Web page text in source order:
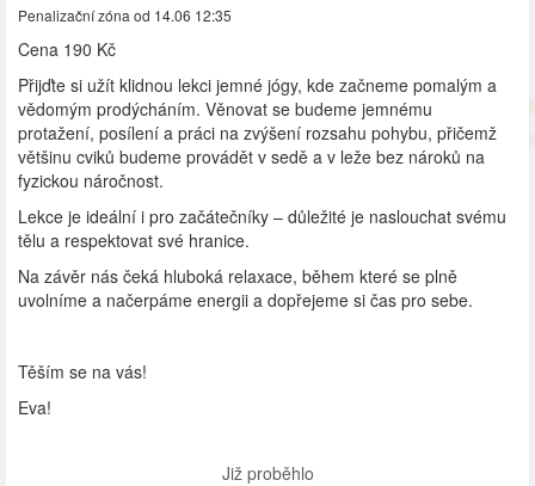
Penalizační zóna od 14.06 12:35
Cena 190 Kč
Přijďte si užít klidnou lekci jemné jógy, kde začneme pomalým a
vědomým prodýcháním. Věnovat se budeme jemnému
protažení, posílení a práci na zvýšení rozsahu pohybu, přičemž
většinu cviků budeme provádět v sedě a v leže bez nároků na
fyzickou náročnost.
Lekce je ideální i pro začátečníky – důležité je naslouchat svému
tělu a respektovat své hranice.
Na závěr nás čeká hluboká relaxace, během které se plně
uvolníme a načerpáme energii a dopřejeme si čas pro sebe.
Těším se na vás!
Eva!
Již proběhlo